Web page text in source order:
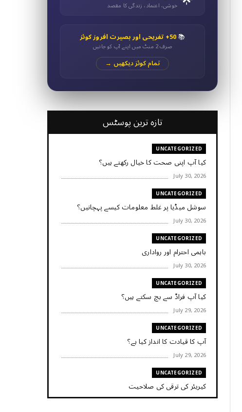
خوشی، اعتماد، زندگی کا مقصد
📚50+ تفریحی اور بصیرت افروز کوئز
صرف 2 منٹ میں اپنے آپ کو جانیں
تمام کوئز دیکھیں →
تازہ ترین پوسٹس
UNCATEGORIZED
کیا آپ اپنی صحت کا خیال رکھتے ہیں؟
July 30, 2026
UNCATEGORIZED
سوشل میڈیا پر غلط معلومات کیسے پہچانیں؟
July 30, 2026
UNCATEGORIZED
باہمی احترام اور رواداری
July 30, 2026
UNCATEGORIZED
کیا آپ فراڈ سے بچ سکتے ہیں؟
July 29, 2026
UNCATEGORIZED
آپ کا قیادت کا انداز کیا ہے؟
July 29, 2026
UNCATEGORIZED
کیریئر کی ترقی کی صلاحیت
July 29, 2026